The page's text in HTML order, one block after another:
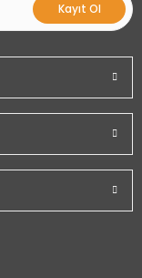
Kayıt Ol